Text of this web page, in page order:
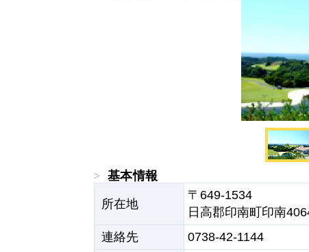
基本情報
所在地
〒649-1534
日高郡印南町印南
連絡先
0738-42-1144